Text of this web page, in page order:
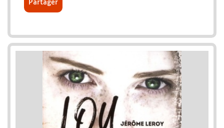
Partager